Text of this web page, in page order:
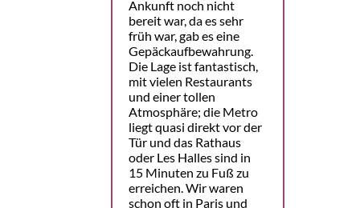
Ankunft noch nicht
bereit war, da es sehr
früh war, gab es eine
Gepäckaufbewahrung.
Die Lage ist fantastisch,
mit vielen Restaurants
und einer tollen
Atmosphäre; die Metro
liegt quasi direkt vor der
Tür und das Rathaus
oder Les Halles sind in
15 Minuten zu Fuß zu
erreichen. Wir waren
schon oft in Paris und